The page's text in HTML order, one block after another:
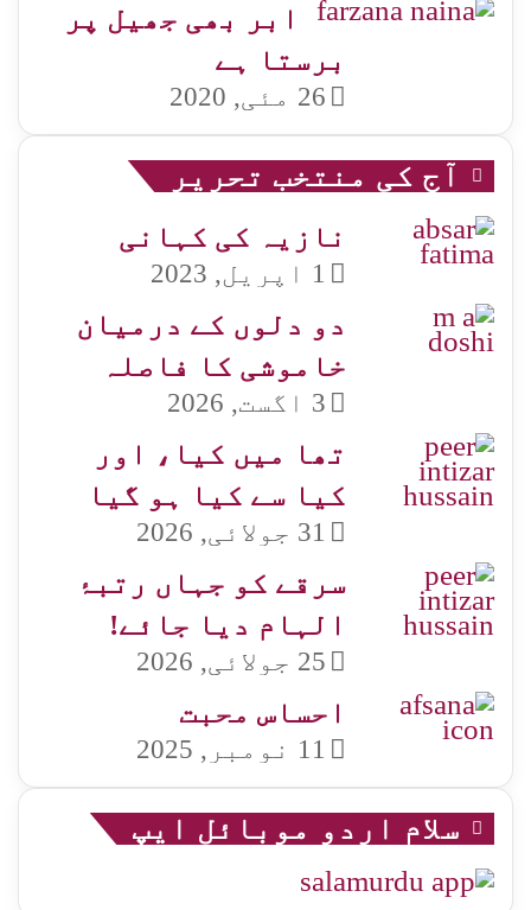
ابر بھی جھیل پر
برستا ہے
26 مئی, 2020
آج کی منتخب تحریر
نازیہ کی کہانی
1 اپریل, 2023
دو دلوں کے درمیان
خاموشی کا فاصلہ
3 اگست, 2026
تھا میں کیا، اور
کیا سے کیا ہو گیا
31 جولائی, 2026
سرقے کو جہاں رتبۂ
الہام دیا جائے!
25 جولائی, 2026
احساس محبت
11 نومبر, 2025
سلام اردو موبائل ایپ